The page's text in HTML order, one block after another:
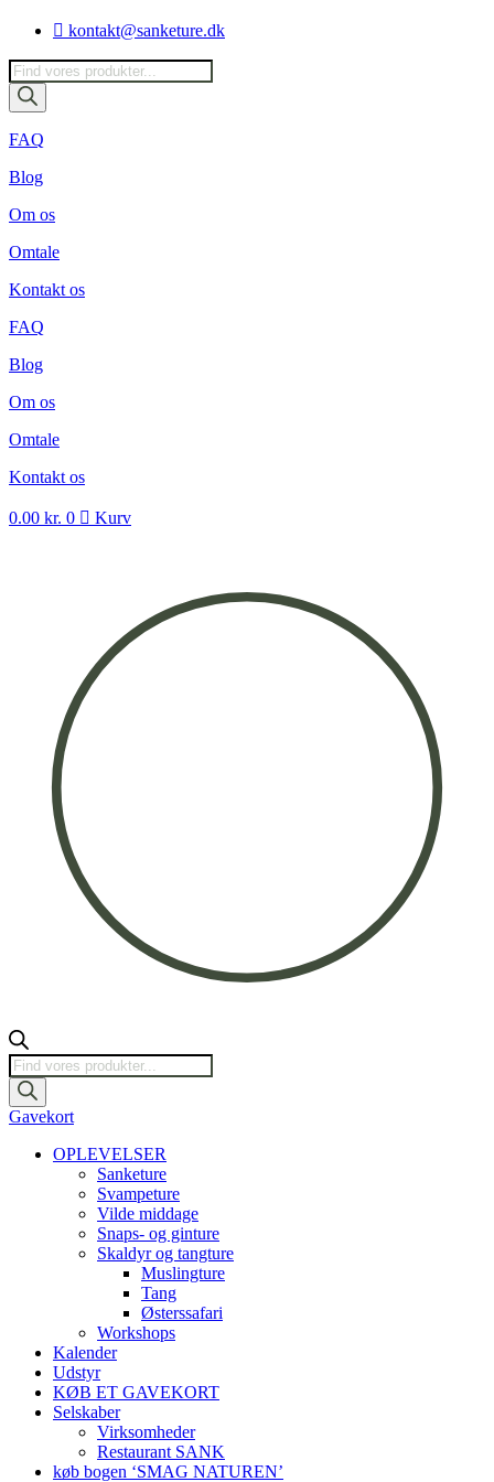
Videre
indhold
kontakt@sanketure.dk
Products
search
FAQ
Blog
Om os
Omtale
Kontakt os
FAQ
Blog
Om os
Omtale
Kontakt os
0.00 kr. 0 Kurv
Products
search
Gavekort
OPLEVELSER
Sanketure
Svampeture
Vilde middage
Snaps- og ginture
Skaldyr og tangture
Muslingture
Tang
Østerssafari
Workshops
Kalender
Udstyr
KØB ET GAVEKORT
Selskaber
Virksomheder
Restaurant SANK
køb bogen ‘SMAG NATUREN’